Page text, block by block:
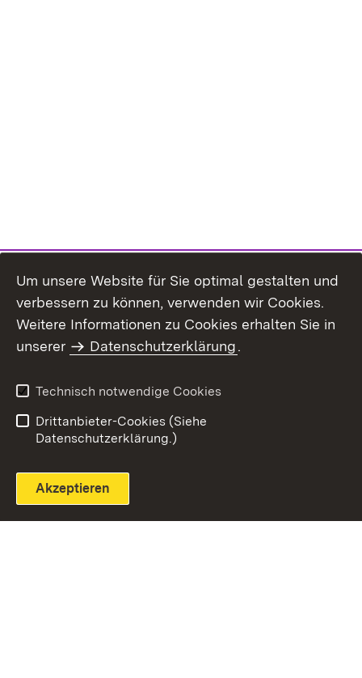
Themenübersicht
Um unsere Website für Sie optimal gestalten und
verbessern zu können, verwenden wir Cookies.
Weitere Informationen zu Cookies erhalten Sie in
unserer
Datenschutzerklärung.
Technisch notwendige Cookies
Drittanbieter-Cookies (Siehe
Datenschutzerklärung.)
Akzeptieren